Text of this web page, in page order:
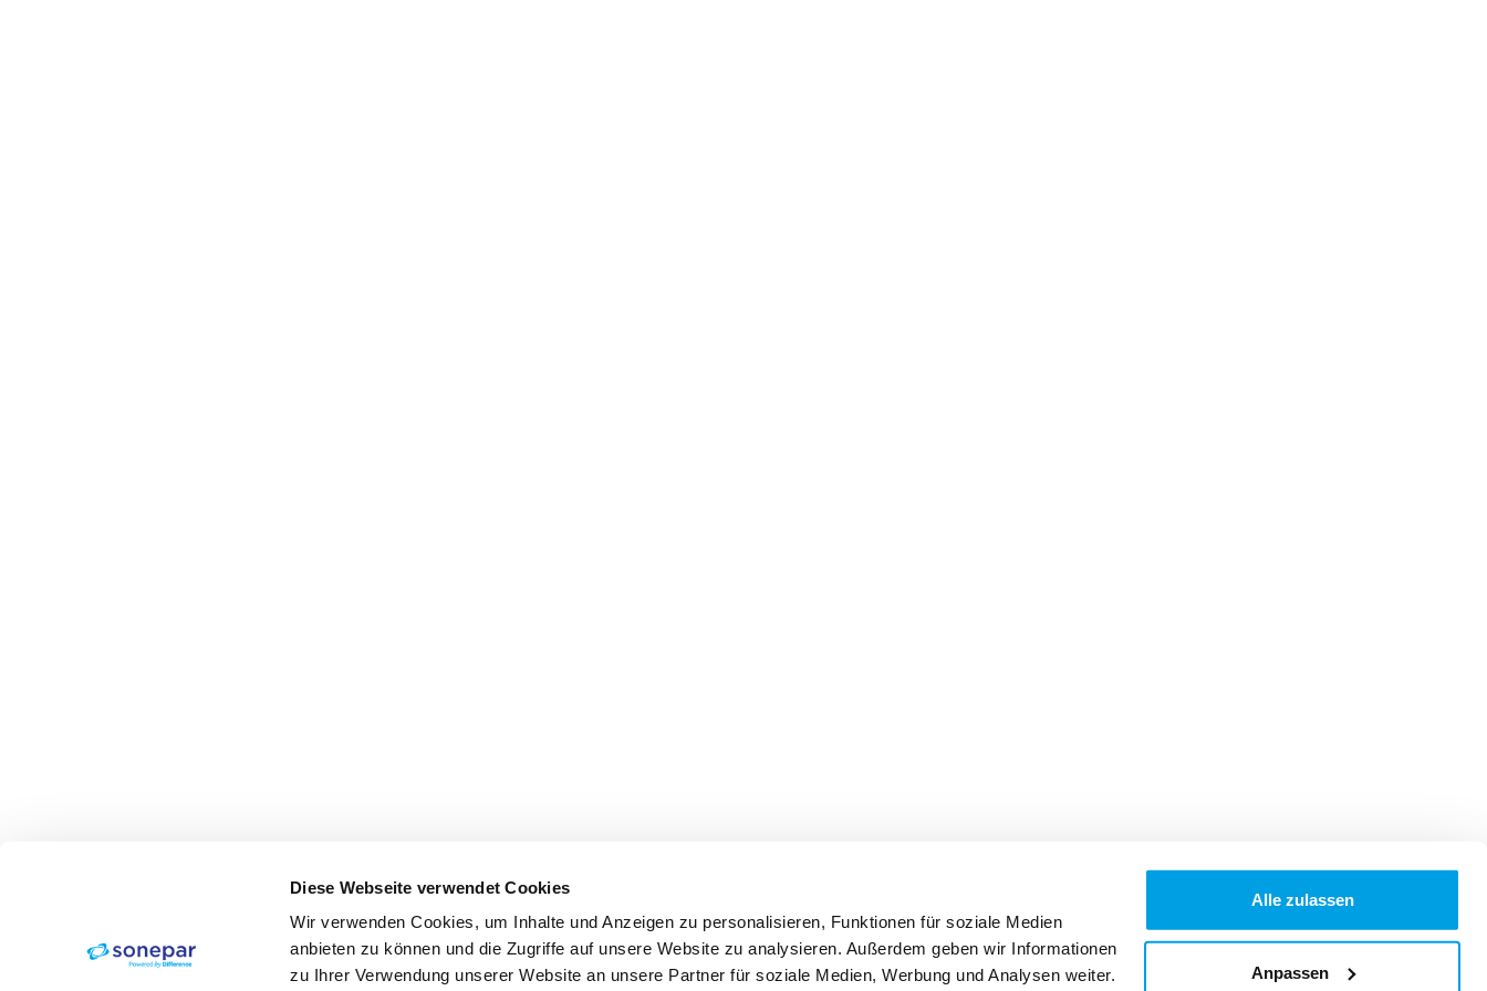
Diese Webseite verwendet Cookies
Wir verwenden Cookies, um Inhalte und Anzeigen zu personalisieren, Funktionen für soziale Medien
anbieten zu können und die Zugriffe auf unsere Website zu analysieren. Außerdem geben wir Informationen
zu Ihrer Verwendung unserer Website an unsere Partner für soziale Medien, Werbung und Analysen weiter.
Alle zulassen
Anpassen